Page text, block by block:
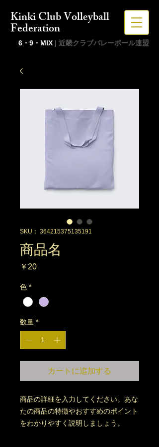
Kinki Club Volleyball
Federation
6・9・MIX | 近畿クラブバレーボール連盟
SKU： 364215375135191
商品名
￥20価
色 *
数量 *
カートに追加する
商品の詳細を入力してください。あな
たの商品の特徴やおすすめのポイント
をわかりやすく説明しましょう。